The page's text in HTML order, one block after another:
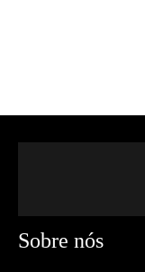
Sobre nós